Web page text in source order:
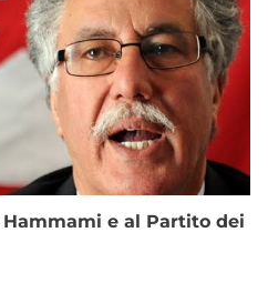
e al Partito dei